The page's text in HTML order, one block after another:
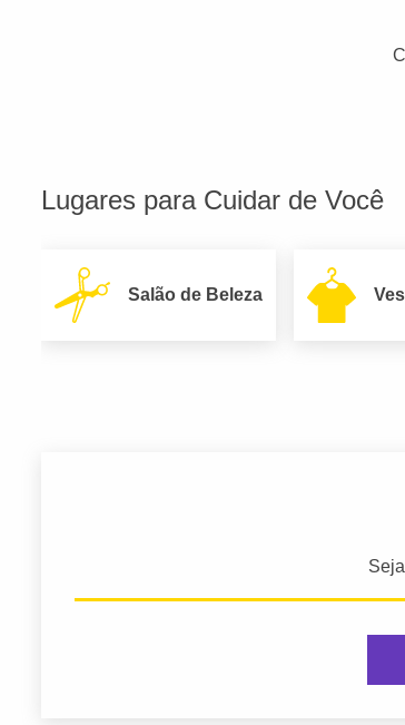
Lugares para Cuidar de Você
Salão de Beleza